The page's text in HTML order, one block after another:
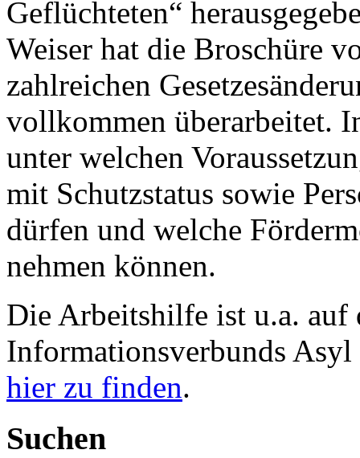
Geflüchteten“
Weiser hat die Broschüre
zahlreichen
vollkommen überarbeitet.
unter welchen
mit Schutzstatus sowie
dürfen und welche
nehmen können.
Die Arbeitshilfe ist u.a. auf
Informationsverbunds
hier zu finden.
Suchen